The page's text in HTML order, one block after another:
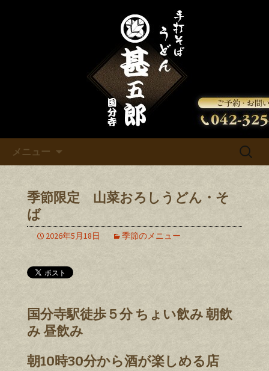
甚五郎のお知らせ
甚五郎からの新着情報をお知らせいた
メニュー
検
季節限定 山菜おろしうどん・そ
ば
2026年5月18日 季節のメニュー
国分寺駅徒歩５分 ちょい飲み 朝飲
み 昼飲み
朝10時30分から酒が楽しめる店